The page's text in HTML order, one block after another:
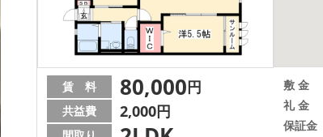
賃 料 80,000円
共益費 2,000円
敷 金
礼 金
保証金